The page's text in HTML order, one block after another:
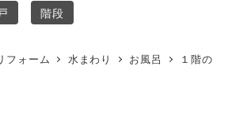
階段
フォーム 水まわり お風呂
１階の